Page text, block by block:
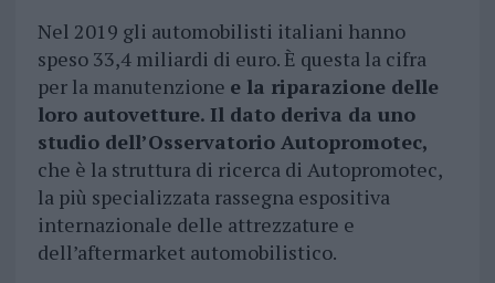
Nel 2019 gli automobilisti italiani hanno
speso 33,4 miliardi di euro. È questa la cifra
per la manutenzione e la riparazione delle
loro autovetture. Il dato deriva da uno
studio dell’Osservatorio Autopromotec,
che è la struttura di ricerca di Autopromotec,
la più specializzata rassegna espositiva
internazionale delle attrezzature e
dell’aftermarket automobilistico.